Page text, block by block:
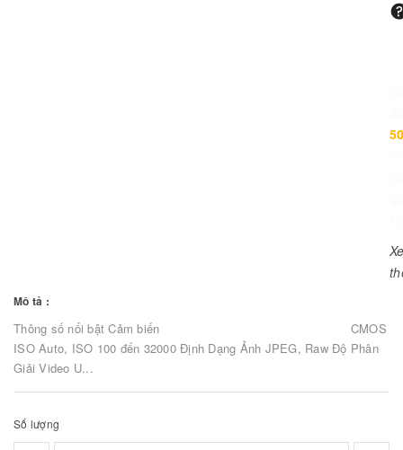
Mô tả :
Thông số nổi bật Cảm biến CMOS
ISO Auto, ISO 100 đến 32000 Định Dạng Ảnh JPEG, Raw Độ Phân
Giải Video U...
Số lượng